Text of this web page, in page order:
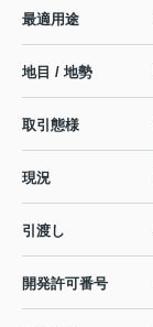
最適用途
地目 / 地勢
取引態様
現況
引渡し
開発許可番号